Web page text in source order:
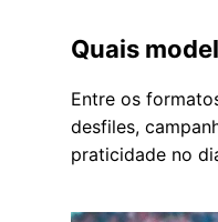
Quais
Entre os
desfiles,
praticidade no